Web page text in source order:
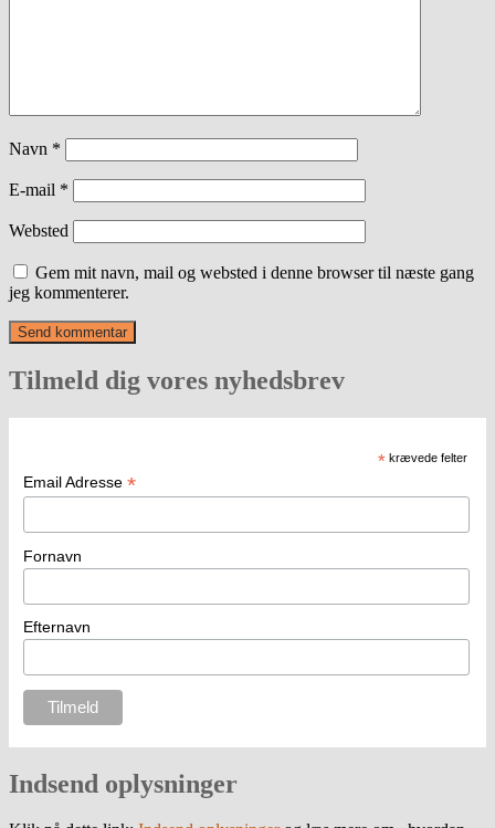
Navn *
E-mail *
Websted
Gem mit navn, mail og websted i denne browser til næste gang
jeg kommenterer.
Tilmeld dig vores nyhedsbrev
* krævede felter
Email Adresse *
Fornavn
Efternavn
Indsend oplysninger